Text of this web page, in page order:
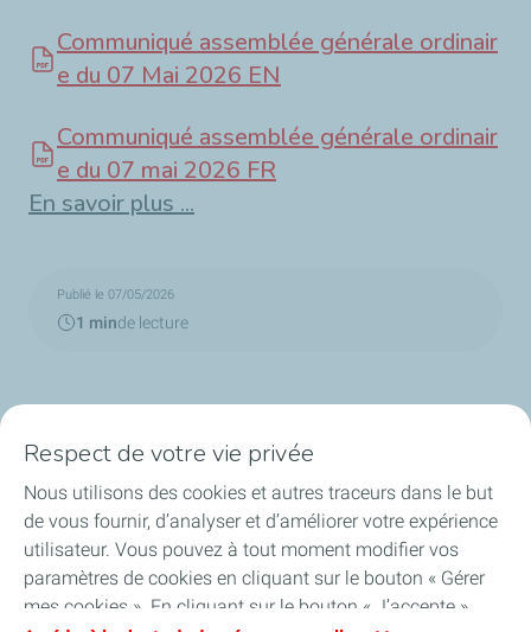
Communiqué assemblée générale ordinair
e du 07 Mai 2026 EN
Communiqué assemblée générale ordinair
e du 07 mai 2026 FR
En savoir plus ...
Publié le 07/05/2026
1 minde lecture
L'entreprise
Activités
Respect de votre vie privée
Nous utilisons des cookies et autres traceurs dans le but
de vous fournir, d’analyser et d’améliorer votre expérience
utilisateur. Vous pouvez à tout moment modifier vos
paramètres de cookies en cliquant sur le bouton « Gérer
mes cookies ». En cliquant sur le bouton « J’accepte »,